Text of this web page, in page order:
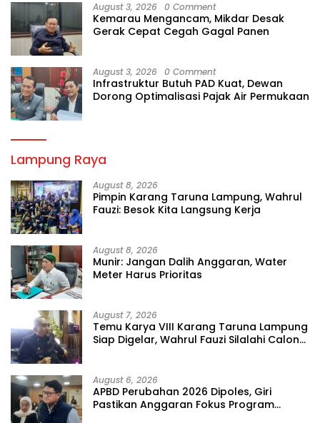
August 3, 2026 0 Comment
Kemarau Mengancam, Mikdar Desak
Gerak Cepat Cegah Gagal Panen
August 3, 2026 0 Comment
Infrastruktur Butuh PAD Kuat, Dewan
Dorong Optimalisasi Pajak Air Permukaan
Lampung Raya
August 8, 2026
Pimpin Karang Taruna Lampung, Wahrul
Fauzi: Besok Kita Langsung Kerja
August 8, 2026
Munir: Jangan Dalih Anggaran, Water
Meter Harus Prioritas
August 7, 2026
Temu Karya VIII Karang Taruna Lampung
Siap Digelar, Wahrul Fauzi Silalahi Calon
August 6, 2026
APBD Perubahan 2026 Dipoles, Giri
Pastikan Anggaran Fokus Program